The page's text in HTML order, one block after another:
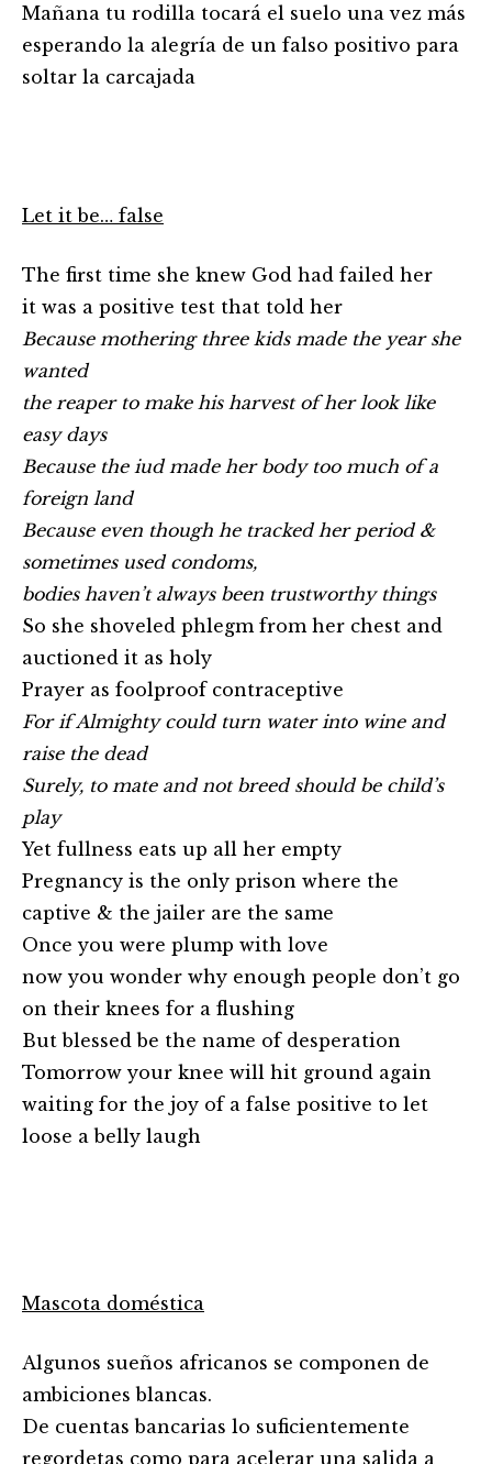
Mañana tu rodilla tocará el suelo una vez más
esperando la alegría de un falso positivo para
soltar la carcajada
Let it be… false
The first time she knew God had failed her
it was a positive test that told her
Because mothering three kids made the year she
wanted
the reaper to make his harvest of her look like
easy days
Because the iud made her body too much of a
foreign land
Because even though he tracked her period &
sometimes used condoms,
bodies haven’t always been trustworthy things
So she shoveled phlegm from her chest and
auctioned it as holy
Prayer as foolproof contraceptive
For if Almighty could turn water into wine and
raise the dead
Surely, to mate and not breed should be child’s
play
Yet fullness eats up all her empty
Pregnancy is the only prison where the
captive & the jailer are the same
Once you were plump with love
now you wonder why enough people don’t go
on their knees for a flushing
But blessed be the name of desperation
Tomorrow your knee will hit ground again
waiting for the joy of a false positive to let
loose a belly laugh
Mascota doméstica
Algunos sueños africanos se componen de
ambiciones blancas.
De cuentas bancarias lo suficientemente
regordetas como para acelerar una salida a